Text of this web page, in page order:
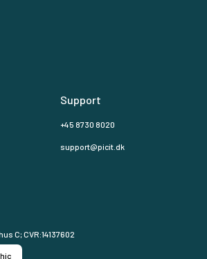
Support
+45 8730 8020
support@picit.dk
C; CVR:14137602